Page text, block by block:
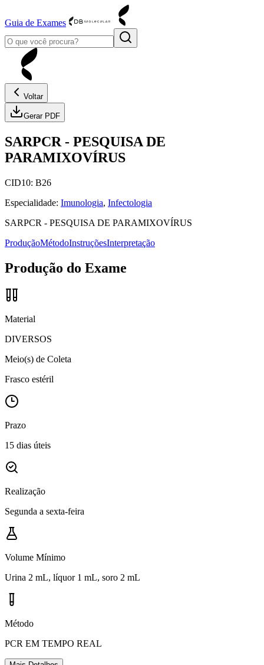
Guia de Exames
Voltar
Gerar PDF
SARPCR - PESQUISA DE
PARAMIXOVÍRUS
CID10: B26
Especialidade: Imunologia, Infectologia
SARPCR - PESQUISA DE PARAMIXOVÍRUS
ProduçãoMétodoInstruçõesInterpretação
Produção do Exame
Material
DIVERSOS
Meio(s) de Coleta
Frasco estéril
Prazo
15 dias úteis
Realização
Segunda a sexta-feira
Volume Mínimo
Urina 2 mL, líquor 1 mL, soro 2 mL
Método
PCR EM TEMPO REAL